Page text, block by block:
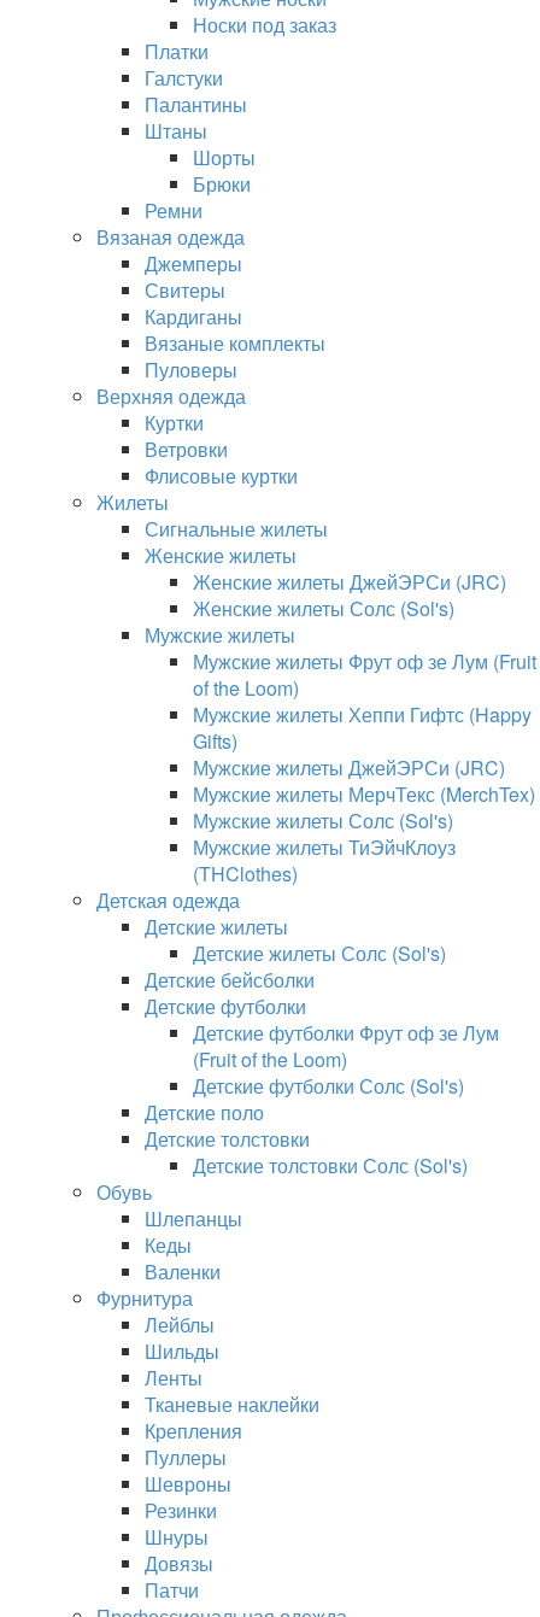
Носки под заказ
Платки
Галстуки
Палантины
Штаны
Шорты
Брюки
Ремни
Вязаная одежда
Джемперы
Свитеры
Кардиганы
Вязаные комплекты
Пуловеры
Верхняя одежда
Куртки
Ветровки
Флисовые куртки
Жилеты
Сигнальные жилеты
Женские жилеты
Женские жилеты ДжейЭРСи (JRC)
Женские жилеты Солс (Sol's)
Мужские жилеты
Мужские жилеты Фрут оф зе Лум (Fruit
of the Loom)
Мужские жилеты Хеппи Гифтс (Happy
Gifts)
Мужские жилеты ДжейЭРСи (JRC)
Мужские жилеты МерчТекс (MerchTex)
Мужские жилеты Солс (Sol's)
Мужские жилеты ТиЭйчКлоуз
(THClothes)
Детская одежда
Детские жилеты
Детские жилеты Солс (Sol's)
Детские бейсболки
Детские футболки
Детские футболки Фрут оф зе Лум
(Fruit of the Loom)
Детские футболки Солс (Sol's)
Детские поло
Детские толстовки
Детские толстовки Солс (Sol's)
Обувь
Шлепанцы
Кеды
Валенки
Фурнитура
Лейблы
Шильды
Ленты
Тканевые наклейки
Крепления
Пуллеры
Шевроны
Резинки
Шнуры
Довязы
Патчи